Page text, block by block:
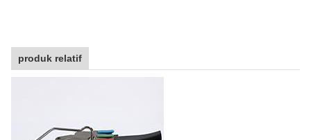
produk relatif